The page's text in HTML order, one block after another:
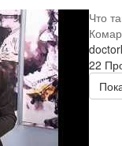
Что
22